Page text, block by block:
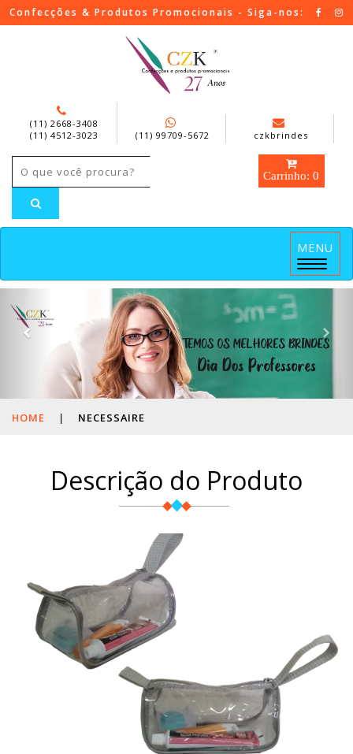
Confecções & Produtos Promocionais - Siga-nos:
(11) 2668-3408
(11) 4512-3023
(11) 99709-5672 czkbrindes
Carrinho: 0
MENU
Menu
HOME | NECESSAIRE
Descrição do Produto